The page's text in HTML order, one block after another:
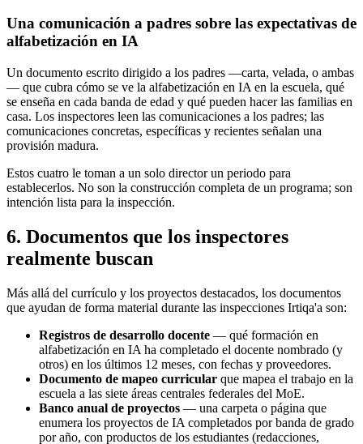
Una comunicación a padres sobre las expectativas de
alfabetización en IA
Un documento escrito dirigido a los padres —carta, velada, o ambas
— que cubra cómo se ve la alfabetización en IA en la escuela, qué
se enseña en cada banda de edad y qué pueden hacer las familias en
casa. Los inspectores leen las comunicaciones a los padres; las
comunicaciones concretas, específicas y recientes señalan una
provisión madura.
Estos cuatro le toman a un solo director un periodo para
establecerlos. No son la construcción completa de un programa; son
intención lista para la inspección.
6. Documentos que los inspectores
realmente buscan
Más allá del currículo y los proyectos destacados, los documentos
que ayudan de forma material durante las inspecciones Irtiqa'a son:
Registros de desarrollo docente — qué formación en
alfabetización en IA ha completado el docente nombrado (y
otros) en los últimos 12 meses, con fechas y proveedores.
Documento de mapeo curricular que mapea el trabajo en la
escuela a las siete áreas centrales federales del MoE.
Banco anual de proyectos — una carpeta o página que
enumera los proyectos de IA completados por banda de grado
por año, con productos de los estudiantes (redacciones,